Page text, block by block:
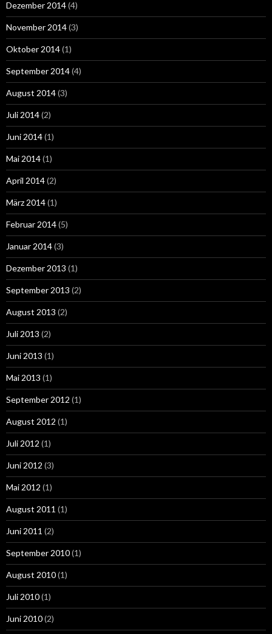
Dezember 2014(4)
November 2014(3)
Oktober 2014(1)
September 2014(4)
August 2014(3)
Juli 2014(2)
Juni 2014(1)
Mai 2014(1)
April 2014(2)
März 2014(1)
Februar 2014(5)
Januar 2014(3)
Dezember 2013 (1)
September 2013 (2)
August 2013 (2)
Juli 2013 (2)
Juni 2013 (1)
Mai 2013 (1)
September 2012 (1)
August 2012 (1)
Juli 2012 (1)
Juni 2012 (3)
Mai 2012 (1)
August 2011 (1)
Juni 2011 (2)
September 2010(1)
August 2010(1)
Juli 2010(1)
Juni 2010(2)